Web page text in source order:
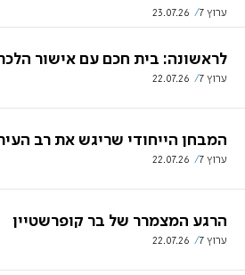
ערוץ 7 23.07.26
לראשונה: בית חכם עם אישור
ערוץ 7 22.07.26
המבחן הייחודי שריגש את רב
ערוץ 7 22.07.26
הרגע המצמרר של בר קופרשטיין
ערוץ 7 22.07.26